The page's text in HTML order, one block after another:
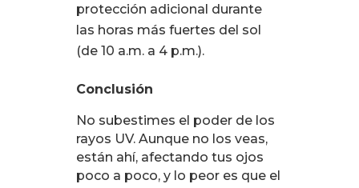
protección adicional durante
las horas más fuertes del sol
(de 10 a.m. a 4 p.m.).
Conclusión
No subestimes el poder de los
rayos UV. Aunque no los veas,
están ahí, afectando tus ojos
poco a poco, y lo peor es que el